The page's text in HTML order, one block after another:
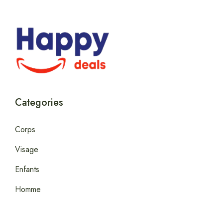
Categories
Corps
Visage
Enfants
Homme